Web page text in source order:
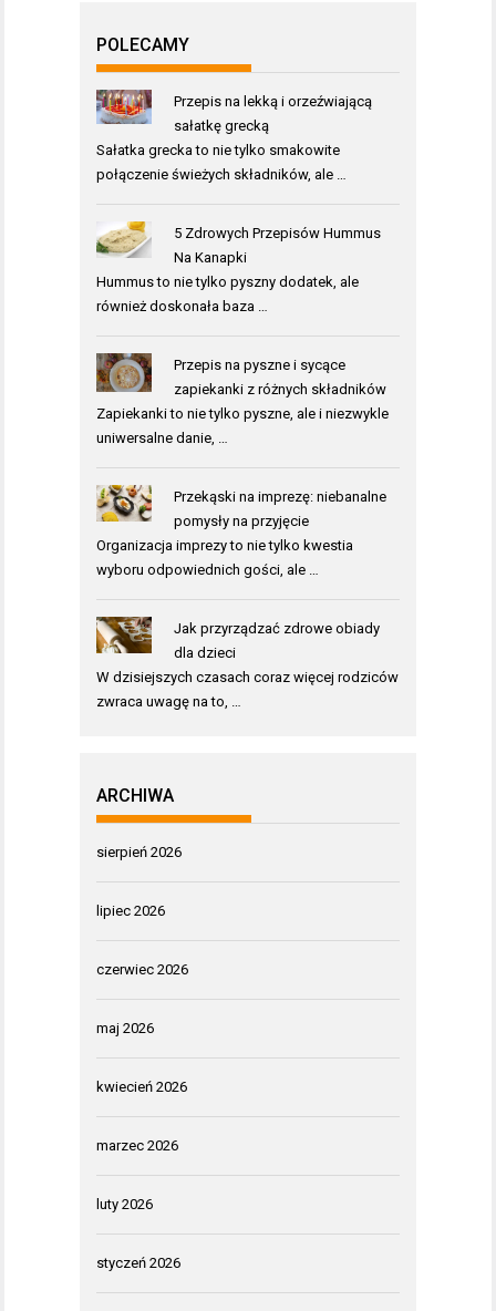
POLECAMY
Przepis na lekką i orzeźwiającą
sałatkę grecką
Sałatka grecka to nie tylko smakowite
połączenie świeżych składników, ale …
5 Zdrowych Przepisów Hummus
Na Kanapki
Hummus to nie tylko pyszny dodatek, ale
również doskonała baza …
Przepis na pyszne i sycące
zapiekanki z różnych składników
Zapiekanki to nie tylko pyszne, ale i niezwykle
uniwersalne danie, …
Przekąski na imprezę: niebanalne
pomysły na przyjęcie
Organizacja imprezy to nie tylko kwestia
wyboru odpowiednich gości, ale …
Jak przyrządzać zdrowe obiady
dla dzieci
W dzisiejszych czasach coraz więcej rodziców
zwraca uwagę na to, …
ARCHIWA
sierpień 2026
lipiec 2026
czerwiec 2026
maj 2026
kwiecień 2026
marzec 2026
luty 2026
styczeń 2026